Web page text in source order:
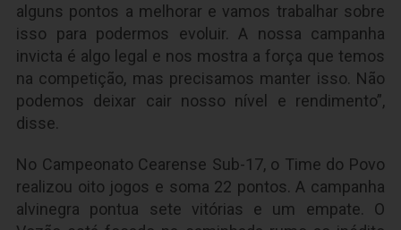
alguns pontos a melhorar e vamos trabalhar sobre
isso para podermos evoluir. A nossa campanha
invicta é algo legal e nos mostra a força que temos
na competição, mas precisamos manter isso. Não
podemos deixar cair nosso nível e rendimento”,
disse.
No Campeonato Cearense Sub-17, o Time do Povo
realizou oito jogos e soma 22 pontos. A campanha
alvinegra pontua sete vitórias e um empate. O